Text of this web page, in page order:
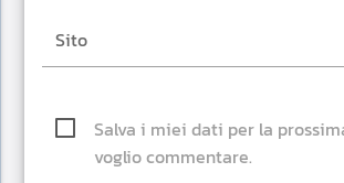
Salva i miei dati per la
voglio commentare.